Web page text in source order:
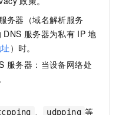
服务器（域名解析服务
DNS 服务器为私有 IP 地
）时。
服务器：当设备网络处
、 udpping 等